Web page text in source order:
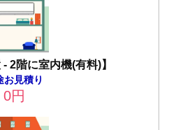
2階に室内機(有料)】
お見積り
0円